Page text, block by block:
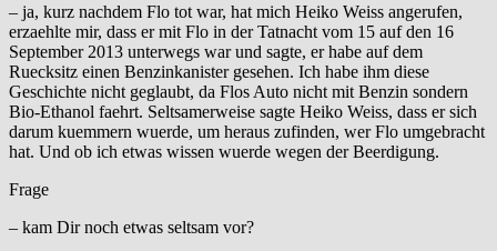
– ja, kurz nachdem Flo tot war, hat mich Heiko Weiss angerufen,
erzaehlte mir, dass er mit Flo in der Tatnacht vom 15 auf den 16
September 2013 unterwegs war und sagte, er habe auf dem
Ruecksitz einen Benzinkanister gesehen. Ich habe ihm diese
Geschichte nicht geglaubt, da Flos Auto nicht mit Benzin sondern
Bio-Ethanol faehrt. Seltsamerweise sagte Heiko Weiss, dass er sich
darum kuemmern wuerde, um heraus zufinden, wer Flo umgebracht
hat. Und ob ich etwas wissen wuerde wegen der Beerdigung.
Frage
– kam Dir noch etwas seltsam vor?